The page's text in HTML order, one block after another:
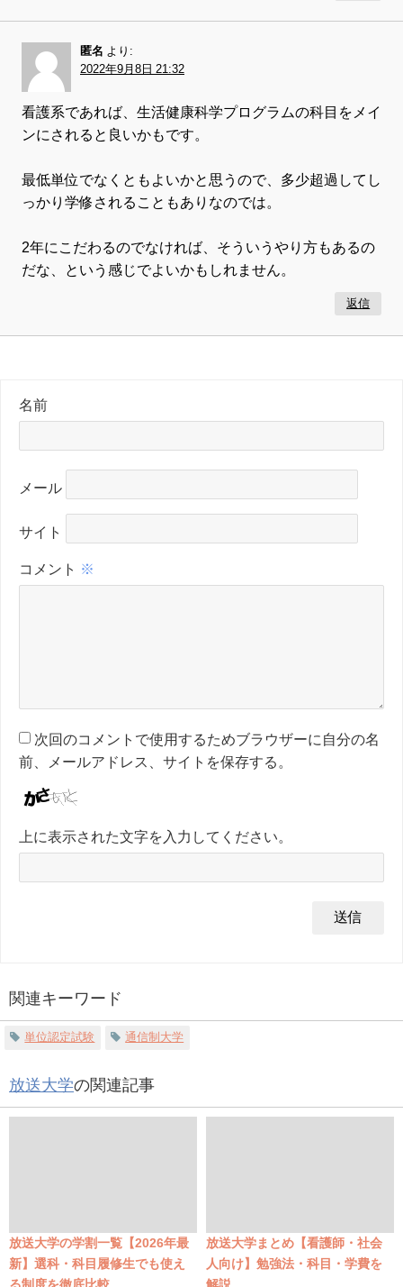
匿名 より:
2022年9月8日 21:32
看護系であれば、生活健康科学プログラムの科目をメイ
ンにされると良いかもです。
最低単位でなくともよいかと思うので、多少超過してし
っかり学修されることもありなのでは。
2年にこだわるのでなければ、そういうやり方もあるの
だな、という感じでよいかもしれません。
返信
コメント ※
名前
メール
サイト
次回のコメントで使用するためブラウザーに自分の名
前、メールアドレス、サイトを保存する。
上に表示された文字を入力してください。
関連キーワード
単位認定試験 通信制大学
放送大学の関連記事
放送大学の学割一覧【2026年最
新】選科・科目履修生でも使え
放送大学まとめ【看護師・社会
人向け】勉強法・科目・学費を